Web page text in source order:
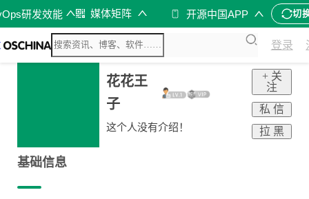
研发效能 媒体矩阵 开源中国APP 切
登录
花花王
子
这个人没有介绍！
+ 关
注
私 信
拉 黑
基础信息